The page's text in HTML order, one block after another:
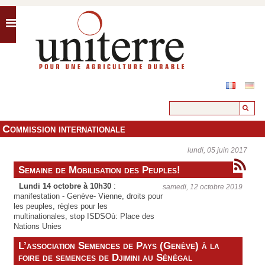
Commission internationale
lundi, 05 juin 2017
Semaine de Mobilisation des Peuples!
samedi, 12 octobre 2019
Lundi 14 octobre à 10h30 :
manifestation - Genève- Vienne, droits pour
les peuples, règles pour les
multinationales, stop ISDSOù: Place des
Nations Unies
Mardi 15 octobre à 19h30: conférence
publique - ensemble contre les sociétés
transnationales et l'industrie des murs: les
L’association Semences de Pays (Genève) à la
foire de semences de Djimini au Sénégal